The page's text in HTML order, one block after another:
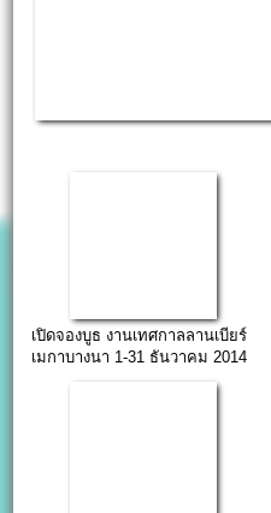
เปิดจองบูธ งานเทศกาลลานเบียร์
เมกาบางนา 1-31 ธันวาคม 2014